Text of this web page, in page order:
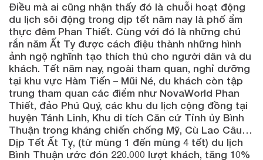
Điều mà ai cũng nhận thấy đó là chuỗi hoạt động
du lịch sôi động trong dịp tết năm nay là phố ẩm
thực đêm Phan Thiết. Cùng với đó là những chú
rắn năm Ất Tỵ được cách điệu thành những hình
ảnh ngộ nghĩnh tạo thích thú cho người dân và du
khách. Tết năm nay, ngoài tham quan, nghỉ dưỡng
tại khu vực Hàm Tiến – Mũi Né, du khách còn tập
trung tham quan các điểm như NovaWorld Phan
Thiết, đảo Phú Quý, các khu du lịch cộng đồng tại
huyện Tánh Linh, Khu di tích Căn cứ Tỉnh ủy Bình
Thuận trong kháng chiến chống Mỹ, Cù Lao Câu…
Dịp Tết Ất Tỵ, (từ mùng 1 đến mùng 4 tết) du lịch
Bình Thuận ước đón 220.000 lượt khách, tăng 10%